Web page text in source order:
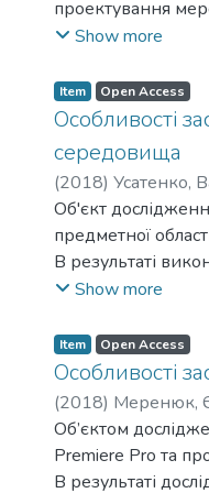
Мета
Об'єкт
Предмет
Метод
систем Dolby
Новизна
з локалізацією
Практичне
поглибленого
проектування
“хмарної”
В результаті
впровадження
існуючої схеми
хмарних сервісів.
Show more
Item Open Access
Особливості
середовища
(2018) Усатенко,
Об'єкт
предметної
В результаті
різновиди;
Метою
технологій в
Результатом
перспективи і
Show more
Item Open Access
Особливості
(2018) Меренюк,
Об’єктом
Premiere Pro та
В результаті